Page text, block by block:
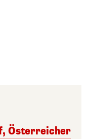
Österreicher